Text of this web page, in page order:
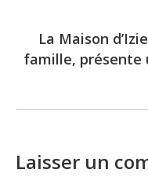
La Maison
famille, présente
Laisser un